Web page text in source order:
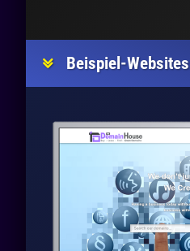
Beispiel-Websites